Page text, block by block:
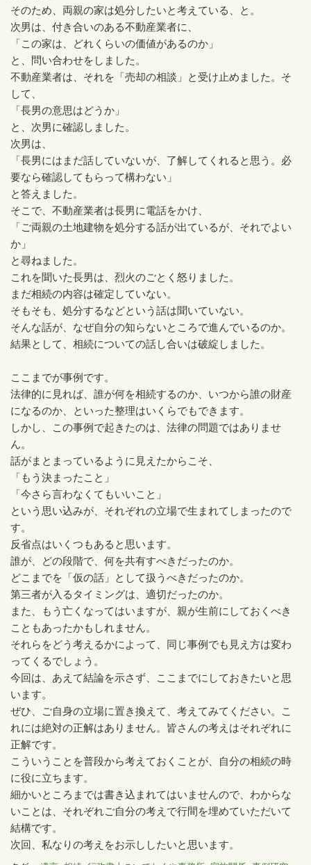
そのため、両親の家は処分したいと考えている、と。
次男は、付き合いのある不動産業者に、
「この家は、どれくらいの価値があるのか」
と、問い合わせをしました。
不動産業者は、それを「売却の相談」と受け止めました。そ
して、
「長男の意思はどうか」
と、次男に確認しました。
次男は、
「長男にはまだ話していないが、了解してくれると思う。必
要なら確認してもらって構わない」
と答えました。
そこで、不動産業者は長男に電話をかけ、
「ご両親の土地建物を処分する話が出ているが、それでよい
か」
と尋ねました。
これを聞いた長男は、烈火のごとく怒りました。
まだ相続の内容は確定していない。
そもそも、処分するなどという話は聞いていない。
そんな話が、なぜ自分の知らないところで進んでいるのか。
結果として、相続についての話し合いは破綻しました。
ここまでが事例です。
法律的に見れば、誰が何を相続するのか、いつから誰の財産
になるのか、といった整理はいくらでもできます。
しかし、この事例で起きたのは、法律の問題ではありませ
ん。
話がまとまっているように見えたからこそ、
「もう決まったこと」
「今さら言わなくてもいいこと」
という思い込みが、それぞれの立場で生まれてしまったので
す。
反省点はいくつもあると思います。
誰が、どの段階で、何を共有すべきだったのか。
どこまでを「仮の話」として扱うべきだったのか。
第三者が入るタイミングは、適切だったのか。
また、もう亡くなってはいますが、親が生前にしておくべき
こともあったかもしれません。
それらをどう考えるかによって、同じ事例でも見え方は変わ
ってくるでしょう。
今回は、あえて結論を示さず、ここまでにしておきたいと思
います。
ぜひ、ご自身の立場に置き換えて、考えてみてください。こ
れには絶対の正解はありません。皆さんの考えはそれぞれに
正解です。
こういうことを普段から考えておくことが、自分の相続の時
に役に立ちます。
細かいところまでは書き込まれてはいませんので、わからな
いことは、それぞれご自分の考えで行間を埋めていただいて
結構です。
次回、私なりの考えをお示ししたいと思います。